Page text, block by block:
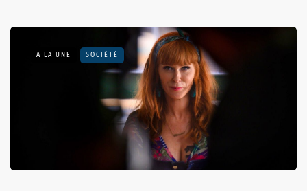
A LA UNE SOCIÉTÉ